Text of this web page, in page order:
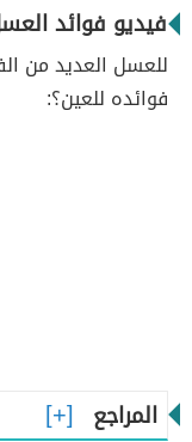
فيديو فوائد
للعسل العديد من
فوائده للعين؟:
المراجع